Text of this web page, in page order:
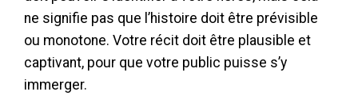
ne signifie pas que l’histoire doit être prévisible
ou monotone. Votre récit doit être plausible et
captivant, pour que votre public puisse s’y
immerger.